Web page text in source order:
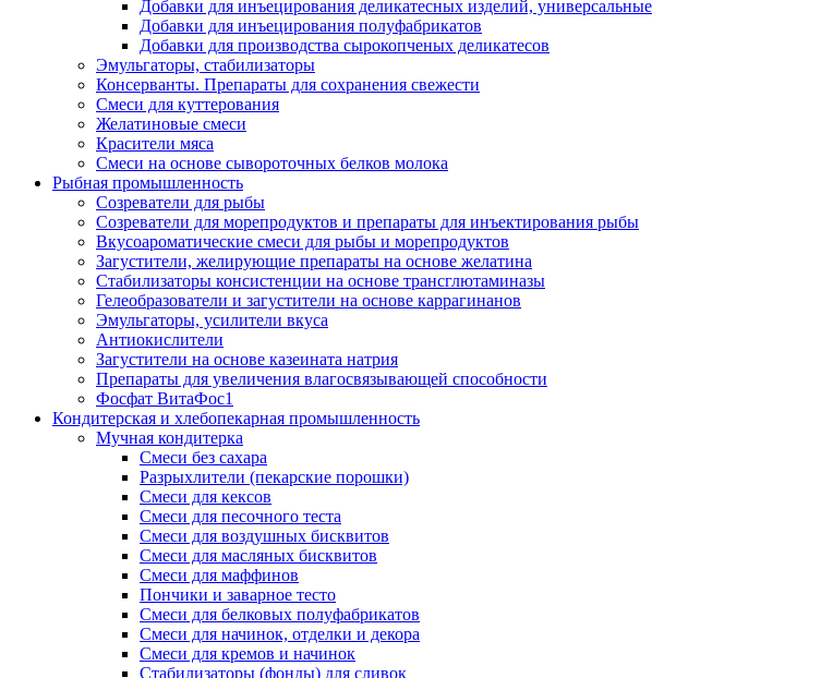
Добавки для инъецирования деликатесных изделий, универсальные
Добавки для инъецирования полуфабрикатов
Добавки для производства сырокопченых деликатесов
Эмульгаторы, стабилизаторы
Консерванты. Препараты для сохранения свежести
Смеси для куттерования
Желатиновые смеси
Красители мяса
Смеси на основе сывороточных белков молока
Рыбная промышленность
Созреватели для рыбы
Созреватели для морепродуктов и препараты для инъектирования рыбы
Вкусоароматические смеси для рыбы и морепродуктов
Загустители, желирующие препараты на основе желатина
Стабилизаторы консистенции на основе трансглютаминазы
Гелеобразователи и загустители на основе каррагинанов
Эмульгаторы, усилители вкуса
Антиокислители
Загустители на основе казеината натрия
Препараты для увеличения влагосвязывающей способности
Фосфат ВитаФос1
Кондитерская и хлебопекарная промышленность
Мучная кондитерка
Смеси без сахара
Разрыхлители (пекарские порошки)
Смеси для кексов
Смеси для песочного теста
Смеси для воздушных бисквитов
Смеси для масляных бисквитов
Смеси для маффинов
Пончики и заварное тесто
Cмеси для белковых полуфабрикатов
Смеси для начинок, отделки и декора
Смеси для кремов и начинок
Стабилизаторы (фонды) для сливок